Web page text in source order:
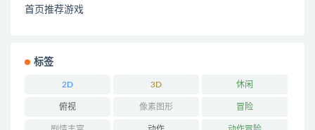
首页推荐游戏
标签
2D 3D 休闲
俯视 像素图形 冒险